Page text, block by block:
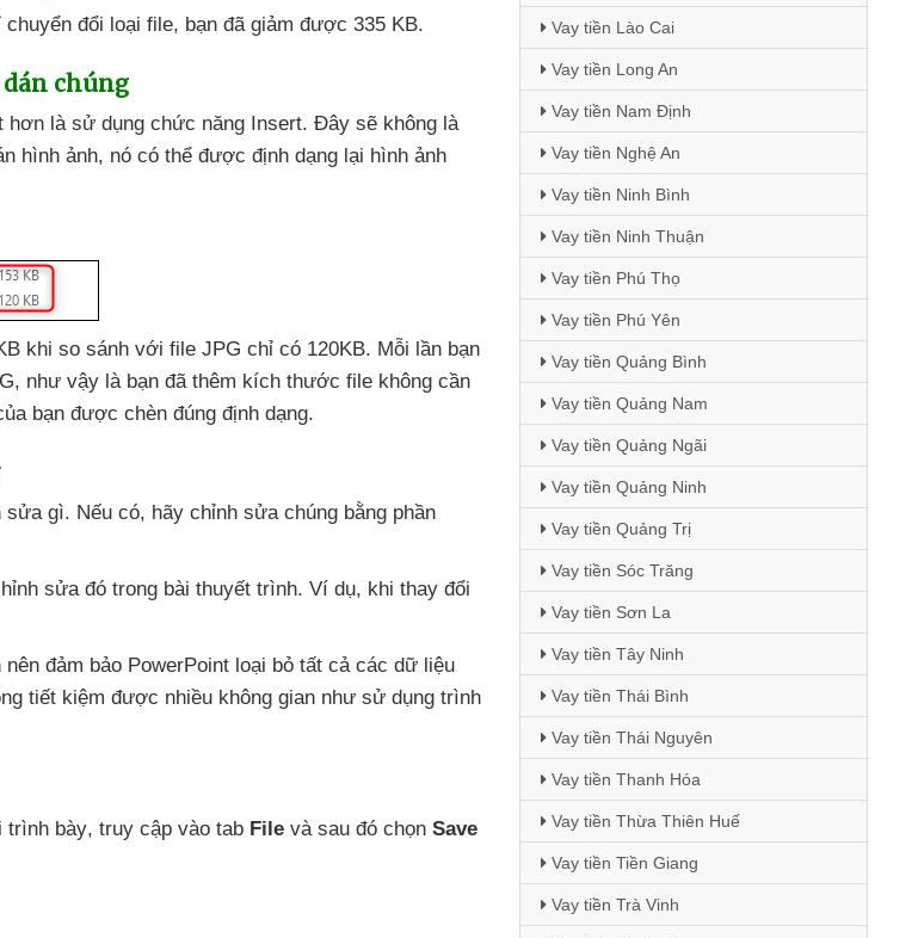
chuyển đổi loại file, bạn đã giảm được 335 KB.
dán chúng
hơn là sử dụng chức năng Insert. Đây sẽ không là
hình ảnh, nó có thể được định dạng lại hình ảnh
khi so sánh với file JPG chỉ có 120KB. Mỗi lần bạn
, như vậy là bạn đã thêm kích thước file không cần
bạn được chèn đúng định dạng.
sửa gì. Nếu có, hãy chỉnh sửa chúng bằng phần
sửa đó trong bài thuyết trình. Ví dụ, khi thay đổi
nên đảm bảo PowerPoint loại bỏ tất cả các dữ liệu
tiết kiệm được nhiều không gian như sử dụng trình
trình bày, truy cập vào tab File và sau đó chọn Save
Vay tiền Lào Cai
Vay tiền Long An
Vay tiền Nam Định
Vay tiền Nghệ An
Vay tiền Ninh Bình
Vay tiền Ninh Thuận
Vay tiền Phú Thọ
Vay tiền Phú Yên
Vay tiền Quảng Bình
Vay tiền Quảng Nam
Vay tiền Quảng Ngãi
Vay tiền Quảng Ninh
Vay tiền Quảng Trị
Vay tiền Sóc Trăng
Vay tiền Sơn La
Vay tiền Tây Ninh
Vay tiền Thái Bình
Vay tiền Thái Nguyên
Vay tiền Thanh Hóa
Vay tiền Thừa Thiên Huế
Vay tiền Tiền Giang
Vay tiền Trà Vinh